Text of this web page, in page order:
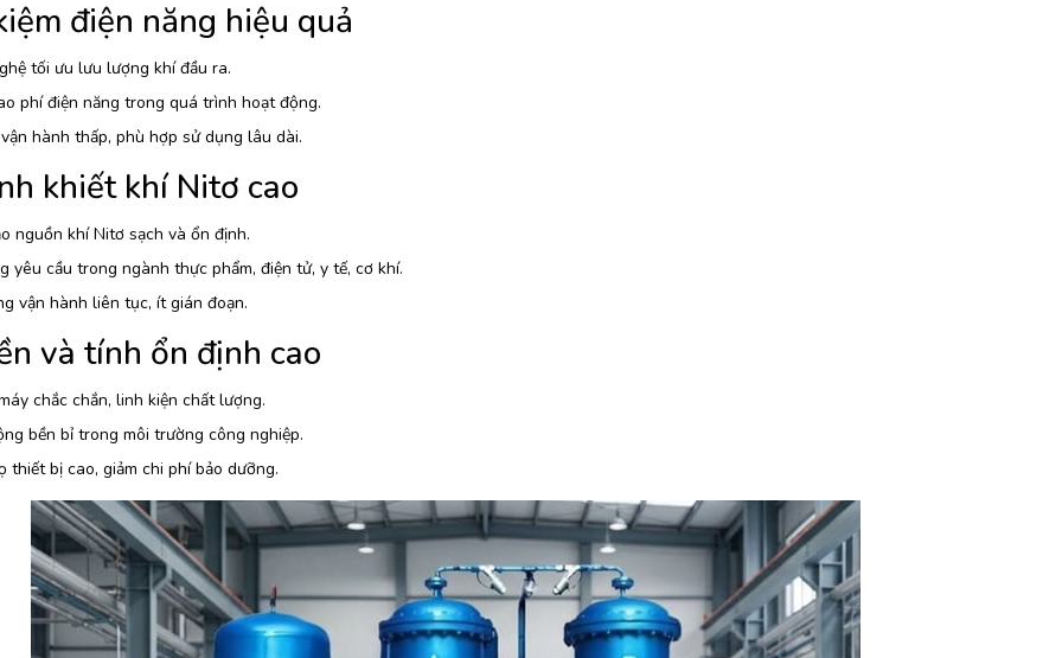
điện năng hiệu quả
tối ưu lưu lượng khí đầu ra.
phí điện năng trong quá trình hoạt động.
hành thấp, phù hợp sử dụng lâu dài.
khiết khí Nitơ cao
nguồn khí Nitơ sạch và ổn định.
yêu cầu trong ngành thực phẩm, điện tử, y tế, cơ khí.
vận hành liên tục, ít gián đoạn.
và tính ổn định cao
chắc chắn, linh kiện chất lượng.
bền bỉ trong môi trường công nghiệp.
thiết bị cao, giảm chi phí bảo dưỡng.